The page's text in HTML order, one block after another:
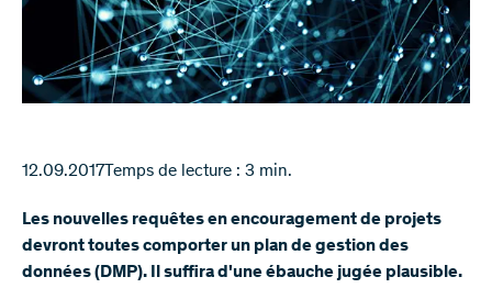
12.09.2017Temps de lecture : 3 min.
Les nouvelles requêtes en encouragement de projets
devront toutes comporter un plan de gestion des
données (DMP). Il suffira d'une ébauche jugée plausible.